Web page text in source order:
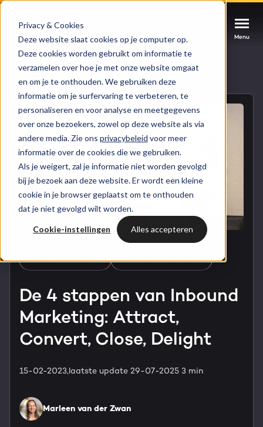
Privacy & Cookies
Deze website slaat cookies op je computer op.
Deze cookies worden gebruikt om informatie te
verzamelen over hoe je met onze website omgaat
en om je te onthouden. We gebruiken deze
informatie om je surfervaring te verbeteren, te
personaliseren en voor analyse en meetgegevens
over onze bezoekers, zowel op deze website als via
andere media. Zie ons privacybeleid voor meer
informatie over de cookies die we gebruiken.
Als je weigert, zal je informatie niet worden gevolgd
bij je bezoek aan deze website. Er wordt een kleine
cookie in je browser geplaatst om te onthouden
dat je niet gevolgd wilt worden.
Cookie-instellingen Alles accepteren
Menu
Menu
HUBSPOT SERVICES
HubSpot implementatie
HubSpot automations
HubSpot integraties
GROWTH SERVICES
Marketing automation
Cases
Branches
Bright
WELKOM BIJ BRIGHT
Team
Contact
HubSpot partner
Inspiratie
Blog
Events & webinars
Menu
Could not loads results. Please refresh the
page.
Naar blogoverzicht
DIGITAL MARKETING MARKETING STRATEGY
De 4 stappen van Inbound
Marketing: Attract,
Convert, Close, Delight
15-02-2023,laatste update 29-07-2025 3 min
Marleen van der Zwan